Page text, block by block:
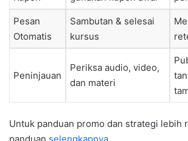
Pesan
Otomatis
Sambutan & selesai
kursus
Peninjauan
Periksa audio, video,
dan materi
Untuk panduan promo dan strategi lebih